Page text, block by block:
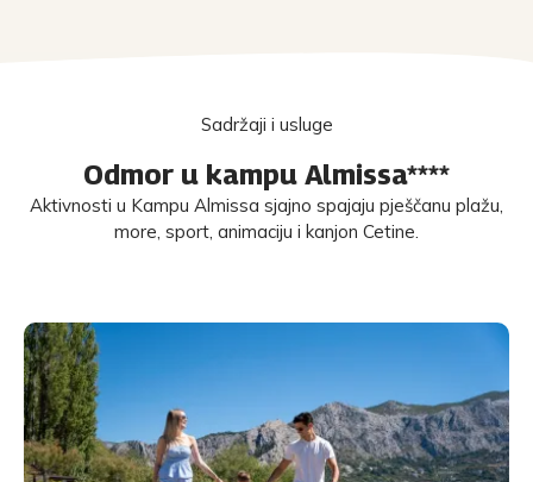
Sadržaji i usluge
Odmor u kampu Almissa****
Aktivnosti u Kampu Almissa sjajno spajaju pješčanu plažu,
more, sport, animaciju i kanjon Cetine.